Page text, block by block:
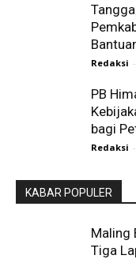
Redaksi -
PB
bagi
Redaksi -
KABAR POPULER
Maling
Tiga